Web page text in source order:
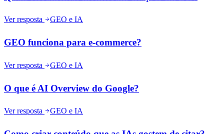
Ver resposta GEO e IA
GEO funciona para e-commerce?
Ver resposta GEO e IA
O que é AI Overview do Google?
Ver resposta GEO e IA